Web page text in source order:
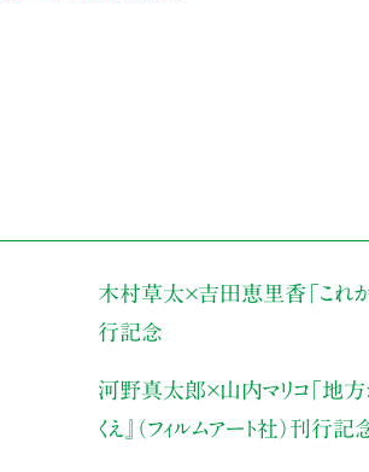
木村草太×吉田恵里香 「こ
行記念
河野真太郎×山内マリコ「地方
くえ』（フィルムアート社）刊行記